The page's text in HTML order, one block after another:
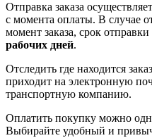
Отправка заказа
с момента оплаты. В случае
момент заказа, срок
рабочих дней.
Отследить где находится
приходит на электронную
транспортную компанию.
Оплатить покупку можно
Выбирайте удобный и